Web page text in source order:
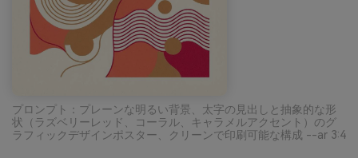
プロンプト：プレーンな明るい背景、太字の見出しと抽象的な形
状（ラズベリーレッド、コーラル、キャラメルアクセント）のグ
ラフィックデザインポスター、クリーンで印刷可能な構成 --ar 3:4